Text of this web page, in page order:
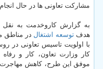
مشاركت تعاونی ها در حال
به گزارش كاروخدمت به نقل
هدفتوسعه اشتغال در مناطق
با اولویت تاسیس تعاونی در
كار وزارت تعاون، كار و
موفق این طرح، كاهش مهاجرت